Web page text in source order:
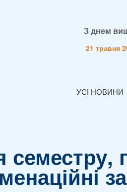
З днем
21 травня
УСІ НОВИНИ